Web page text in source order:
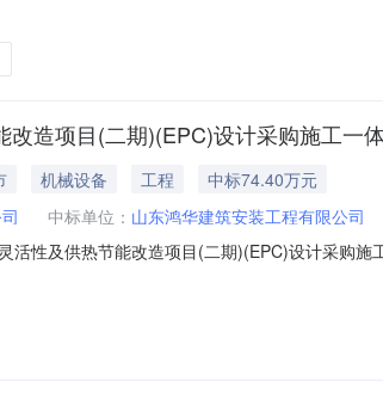
造项目(二期)(EPC)设计采购施工一
机械设备 工程
中标74.40万元
中标单位： 山东鸿华建筑安装工程有限公司
活性及供热节能改造项目(二期)(EPC)设计采购